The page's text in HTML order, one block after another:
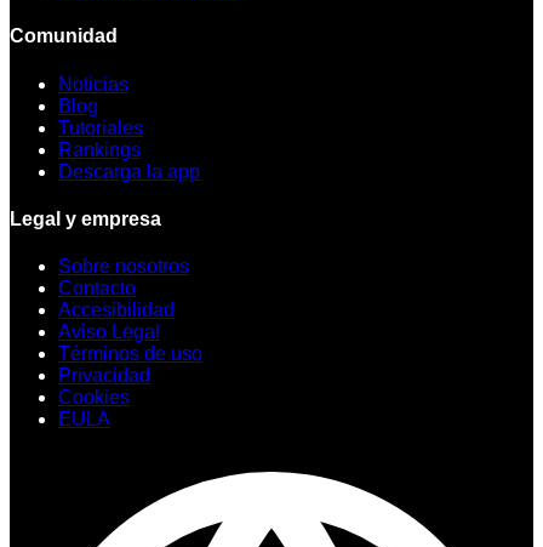
Comunidad
Noticias
Blog
Tutoriales
Rankings
Descarga la app
Legal y empresa
Sobre nosotros
Contacto
Accesibilidad
Aviso Legal
Términos de uso
Privacidad
Cookies
EULA